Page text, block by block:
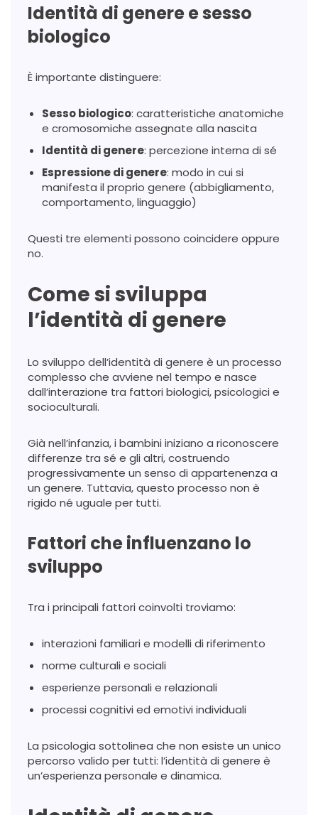
Identità di genere e sesso
biologico
È importante distinguere:
Sesso biologico: caratteristiche anatomiche
e cromosomiche assegnate alla nascita
Identità di genere: percezione interna di sé
Espressione di genere: modo in cui si
manifesta il proprio genere (abbigliamento,
comportamento, linguaggio)
Questi tre elementi possono coincidere oppure
no.
Come si sviluppa
l’identità di genere
Lo sviluppo dell’identità di genere è un processo
complesso che avviene nel tempo e nasce
dall’interazione tra fattori biologici, psicologici e
socioculturali.
Già nell’infanzia, i bambini iniziano a riconoscere
differenze tra sé e gli altri, costruendo
progressivamente un senso di appartenenza a
un genere. Tuttavia, questo processo non è
rigido né uguale per tutti.
Fattori che influenzano lo
sviluppo
Tra i principali fattori coinvolti troviamo:
interazioni familiari e modelli di riferimento
norme culturali e sociali
esperienze personali e relazionali
processi cognitivi ed emotivi individuali
La psicologia sottolinea che non esiste un unico
percorso valido per tutti: l’identità di genere è
un’esperienza personale e dinamica.